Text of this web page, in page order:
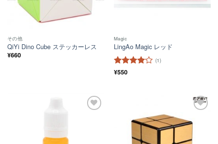
その他
QiYi Dino Cube ステッカーレス
¥660
Magic
LingAo Magic レッド
5段階中
(1)
¥550